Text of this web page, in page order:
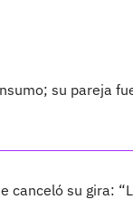
su pareja
canceló su gira: